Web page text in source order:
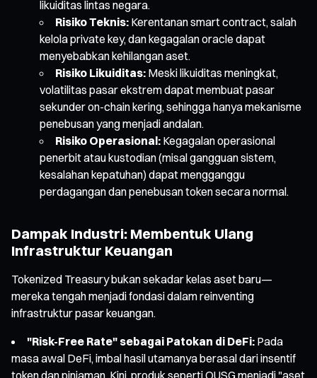
likuiditas lintas negara.
Risiko Teknis: Kerentanan smart contract, salah
kelola private key, dan kegagalan oracle dapat
menyebabkan kehilangan aset.
Risiko Likuiditas: Meski likuiditas meningkat,
volatilitas pasar ekstrem dapat membuat pasar
sekunder on-chain kering, sehingga hanya mekanisme
penebusan yang menjadi andalan.
Risiko Operasional: Kegagalan operasional
penerbit atau kustodian (misal gangguan sistem,
kesalahan kepatuhan) dapat mengganggu
perdagangan dan penebusan token secara normal.
Dampak Industri: Membentuk Ulang
Infrastruktur Keuangan
Tokenized Treasury bukan sekadar kelas aset baru—
mereka tengah menjadi fondasi dalam reinventing
infrastruktur pasar keuangan.
"Risk-Free Rate" sebagai Patokan di DeFi: Pada
masa awal DeFi, imbal hasil utamanya berasal dari insentif
token dan pinjaman. Kini, produk seperti OUSG menjadi "aset